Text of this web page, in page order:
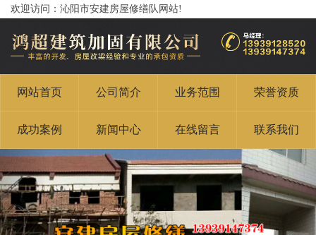
欢迎访问：沁阳市安建房屋修缮队网站!
网站首页 公司简介 业务范围 荣誉资质
成功案例 新闻中心 在线留言 联系我们